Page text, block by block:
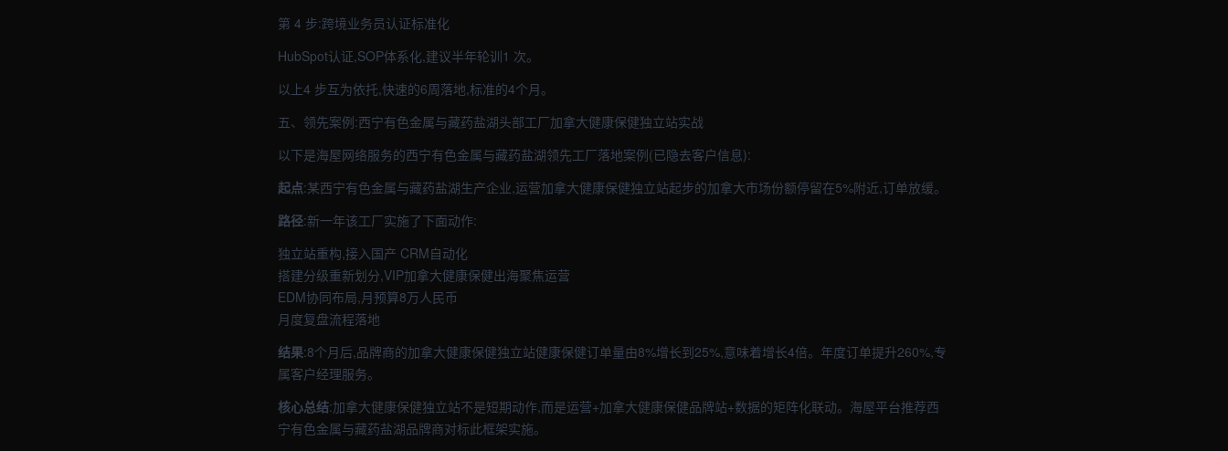
第 4 步:跨境业务员认证标准化
HubSpot认证,SOP体系化,建议半年轮训1 次。
以上4 步互为依托,快速的6周落地,标准的4个月。
五、领先案例:西宁有色金属与藏药盐湖头部工厂加拿大健康保健独立站实战
以下是海屋网络服务的西宁有色金属与藏药盐湖领先工厂落地案例(已隐去客户信息):
起点:某西宁有色金属与藏药盐湖生产企业,运营加拿大健康保健独立站起步的加拿大市场份额停留在5%附近,订单放缓。
路径:新一年该工厂实施了下面动作:
独立站重构,接入国产 CRM自动化
搭建分级重新划分,VIP加拿大健康保健出海聚焦运营
EDM协同布局,月预算8万人民币
月度复盘流程落地
结果:8个月后,品牌商的加拿大健康保健独立站健康保健订单量由8%增长到25%,意味着增长4倍。年度订单提升260%,专
属客户经理服务。
核心总结:加拿大健康保健独立站不是短期动作,而是运营+加拿大健康保健品牌站+数据的矩阵化联动。海屋平台推荐西
宁有色金属与藏药盐湖品牌商对标此框架实施。